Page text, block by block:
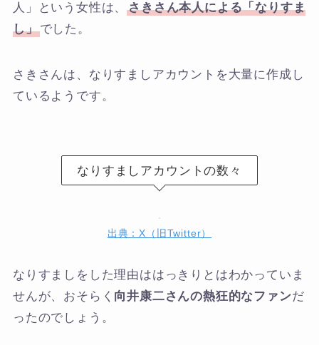
人」という女性は、さきさん本人による「なりすま
し」でした。
さきさんは、なりすましアカウントを大量に作成し
ているようです。
なりすましアカウントの数々
出典：X（旧Twitter）
なりすましをした理由ははっきりとはわかっていま
せんが、おそらく 向井康二さんの熱狂的なファンだ
ったのでしょう。